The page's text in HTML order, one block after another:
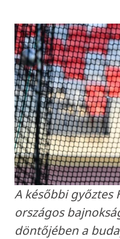
A későbbi győztes
országos
döntőjében a